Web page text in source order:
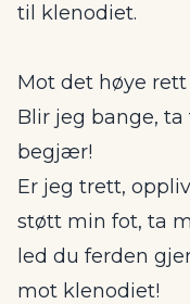
til klenodiet.
Mot det høye
Blir jeg bange,
begjær!
Er jeg trett,
støtt min fot, ta
led du ferden
mot klenodiet!